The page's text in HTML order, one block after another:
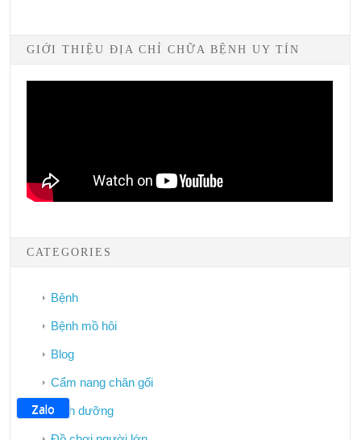
GIỚI THIỆU ĐỊA CHỈ CHỮA BỆNH UY TÍN
CATEGORIES
Bệnh
Bệnh mồ hôi
Blog
Cẩm nang chăn gối
Dinh dưỡng
Zalo